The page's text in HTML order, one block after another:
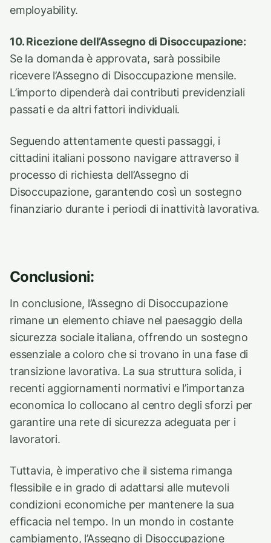
employability.
10. Ricezione dell’Assegno di Disoccupazione:
Se la domanda è approvata, sarà possibile
ricevere l’Assegno di Disoccupazione mensile.
L’importo dipenderà dai contributi previdenziali
passati e da altri fattori individuali.
Seguendo attentamente questi passaggi, i
cittadini italiani possono navigare attraverso il
processo di richiesta dell’Assegno di
Disoccupazione, garantendo così un sostegno
finanziario durante i periodi di inattività lavorativa.
Conclusioni:
In conclusione, l’Assegno di Disoccupazione
rimane un elemento chiave nel paesaggio della
sicurezza sociale italiana, offrendo un sostegno
essenziale a coloro che si trovano in una fase di
transizione lavorativa. La sua struttura solida, i
recenti aggiornamenti normativi e l’importanza
economica lo collocano al centro degli sforzi per
garantire una rete di sicurezza adeguata per i
lavoratori.
Tuttavia, è imperativo che il sistema rimanga
flessibile e in grado di adattarsi alle mutevoli
condizioni economiche per mantenere la sua
efficacia nel tempo. In un mondo in costante
cambiamento, l’Assegno di Disoccupazione